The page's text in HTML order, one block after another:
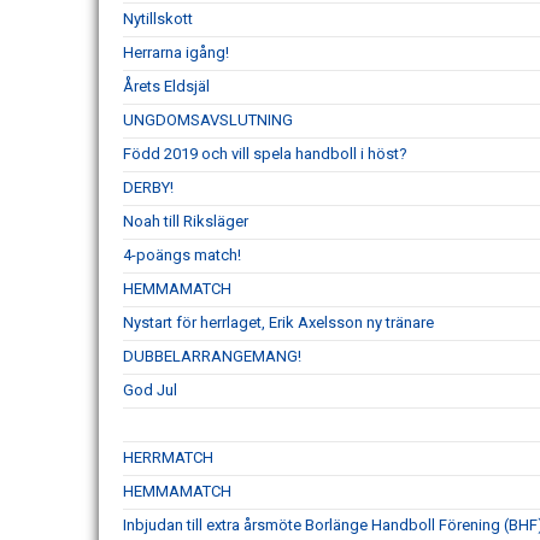
Nytillskott
Herrarna igång!
Årets Eldsjäl
UNGDOMSAVSLUTNING
Född 2019 och vill spela handboll i höst?
DERBY!
Noah till Riksläger
4-poängs match!
HEMMAMATCH
Nystart för herrlaget, Erik Axelsson ny tränare
DUBBELARRANGEMANG!
God Jul
HERRMATCH
HEMMAMATCH
Inbjudan till extra årsmöte Borlänge Handboll Förening